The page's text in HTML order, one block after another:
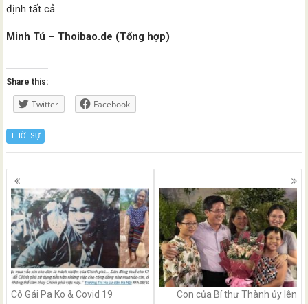
định tất cả.
Minh Tú – Thoibao.de (Tổng hợp)
Share this:
Twitter Facebook
THỜI SỰ
Posts
navigation
Cô Gái Pa Ko & Covid 19
Con của Bí thư Thành ủy lên